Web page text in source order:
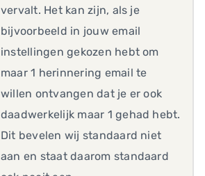
vervalt. Het kan zijn, als je
bijvoorbeeld in jouw email
instellingen gekozen hebt om
maar 1 herinnering email te
willen ontvangen dat je er ook
daadwerkelijk maar 1 gehad hebt.
Dit bevelen wij standaard niet
aan en staat daarom standaard